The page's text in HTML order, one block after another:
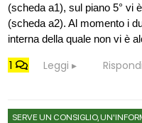
(scheda a1), sul piano 5° vi
(scheda a2). Al momento i
interna della quale non vi è
1 Leggi Rispondi
SERVE UN CONSIGLIO,